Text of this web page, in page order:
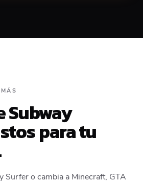
Middle
Subway
para tu
Surfer o cambia a Minecraft, GTA